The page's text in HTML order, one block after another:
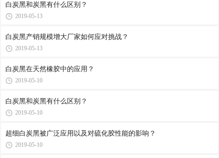
白炭黑和炭黑有什么区别？
2019-05-13
白炭黑产销规模增大厂家如何应对挑战？
2019-05-13
白炭黑在天然橡胶中的应用？
2019-05-10
白炭黑和炭黑有什么区别？
2019-05-10
超细白炭黑被广泛应用以及对硫化胶性能的影响？
2019-05-10